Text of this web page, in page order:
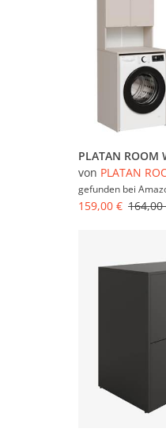
von PLATAN
gefunden bei
159,00 € 164,00